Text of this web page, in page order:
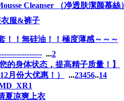
Cleanser （净透肤潔颜慕絲）
衣服&裤子
！！無硅油！！極度薄感～～～
...2
的身体状态，提高精子质量！】
月份大优惠！） ...23456..14
夏凉爽上衣